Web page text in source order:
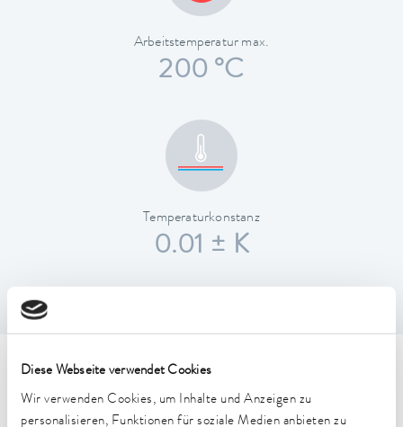
Diese Webseite verwendet Cookies
Wir verwenden Cookies, um Inhalte und Anzeigen zu
personalisieren, Funktionen für soziale Medien anbieten zu
Arbeitstemperatur max.
200 °C
Temperaturkonstanz
0.01 ± K
Technische Merkmale (nach
DIN 12876)